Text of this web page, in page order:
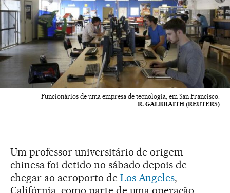
Funcionários de uma empresa de tecnologia, em San Francisco.
R. GALBRAITH (REUTERS)
Um professor universitário de origem
chinesa foi detido no sábado depois de
chegar ao aeroporto de Los Angeles,
Califórnia, como parte de uma operação